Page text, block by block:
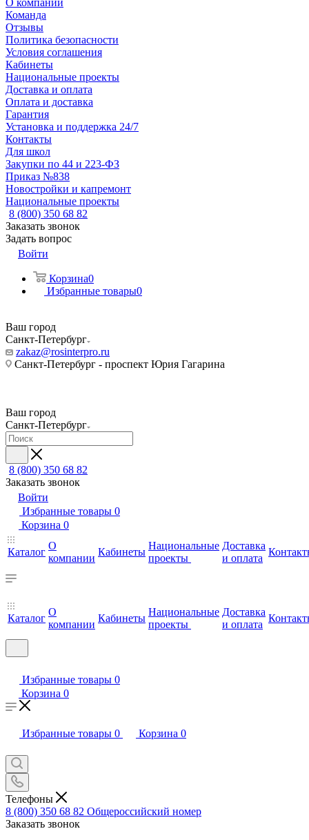
О компании
Команда
Отзывы
Политика безопасности
Условия соглашения
Кабинеты
Национальные проекты
Доставка и оплата
Оплата и доставка
Гарантия
Установка и поддержка 24/7
Контакты
Для школ
Закупки по 44 и 223-ФЗ
Приказ №838
Новостройки и капремонт
Национальные проекты
8 (800) 350 68 82
Заказать звонок
Задать вопрос
Войти
Корзина0
Избранные товары0
Ваш город
Санкт-Петербург
zakaz@rosinterpro.ru
Санкт-Петербург - проспект Юрия Гагарина
Ваш город
Санкт-Петербург
8 (800) 350 68 82
Заказать звонок
Войти
Избранные товары 0
Корзина 0
Каталог
О
компании
Кабинеты
Национальные
проекты
Доставка
и оплата
Каталог
О
компании
Кабинеты
Национальные
проекты
Доставка
и оплата
Избранные товары 0
Корзина 0
Избранные товары 0 Корзина 0
Телефоны
8 (800) 350 68 82 Общероссийский номер
Заказать звонок